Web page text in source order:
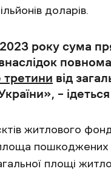
доларів.
року сума
третини від
–
житлового
пошкоджених
площі